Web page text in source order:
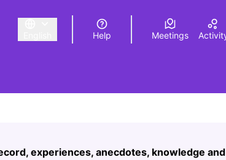
Triar la llengua Elegir el idiomaChoose
Help Meetings
74
experiences, anecdotes, knowledge